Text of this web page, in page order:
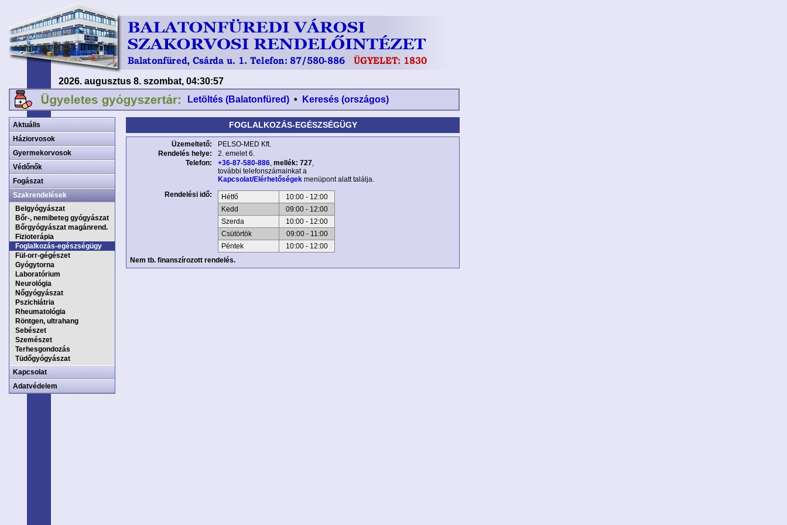
2026. augusztus 8. szombat, 04:30:57
Letöltés (Balatonfüred) • Keresés (országos)
Aktuális
Háziorvosok
Gyermekorvosok
Védőnők
Fogászat
Szakrendelések
Belgyógyászat
Bőr-, nemibeteg gyógyászat
Bőrgyógyászat magánrend.
Fizioterápia
Foglalkozás-egészségügy
Fül-orr-gégészet
Gyógytorna
Laboratórium
Neurológia
Nőgyógyászat
Pszichiátria
Rheumatológia
Röntgen, ultrahang
Sebészet
Szemészet
Terhesgondozás
Tüdőgyógyászat
Kapcsolat
Adatvédelem
FOGLALKOZÁS-EGÉSZSÉGÜGY
Üzemeltető:
PELSO-MED Kft.
Rendelés helye:
2. emelet 6.
Telefon:
+36-87-580-886, mellék: 727,
további telefonszámainkat a
Kapcsolat/Elérhetőségek menüpont alatt találja.
Rendelési idő:
Hétfő
10:00 - 12:00
Kedd
09:00 - 12:00
Szerda
10:00 - 12:00
Csütörtök
09:00 - 11:00
Péntek
10:00 - 12:00
Nem tb. finanszírozott rendelés.